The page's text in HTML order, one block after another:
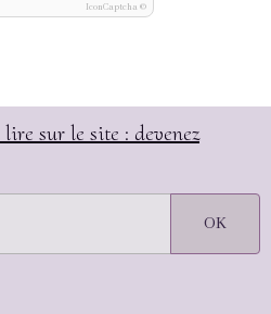
IconCaptcha ©
sur le site : devenez
OK